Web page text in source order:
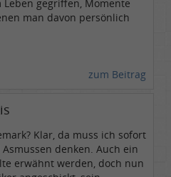
gegriffen, Momente
man davon persönlich
zum Beitrag
Klar, da muss ich sofort
denken. Auch ein
erwähnt werden, doch nun